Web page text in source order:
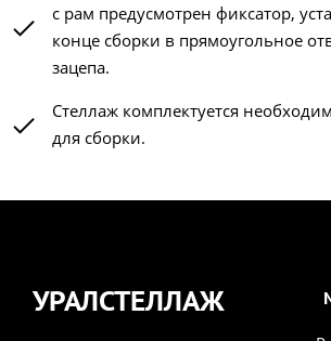
с рам предусмотрен фиксатор,
конце сборки в прямоугольное
зацепа.
Стеллаж комплектуется
для сборки.
УРАЛСТЕЛЛАЖ